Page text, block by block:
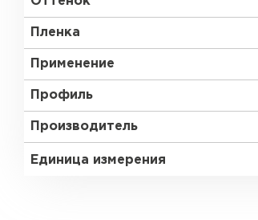
Пленка
Применение
Профиль
Производитель
Единица измерения